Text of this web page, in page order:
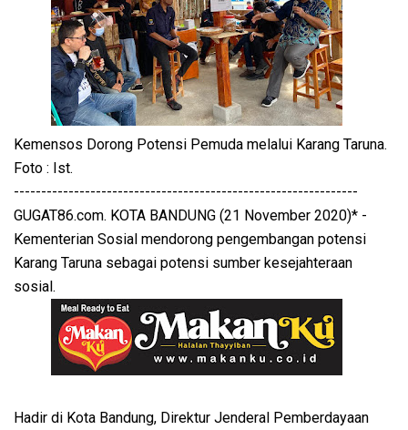
Kemensos Dorong Potensi Pemuda melalui Karang Taruna.
Foto : Ist.
---------------------------------------------------------------
GUGAT86.com. KOTA BANDUNG (21 November 2020)* -
Kementerian Sosial mendorong pengembangan potensi
Karang Taruna sebagai potensi sumber kesejahteraan
sosial.
Hadir di Kota Bandung, Direktur Jenderal Pemberdayaan